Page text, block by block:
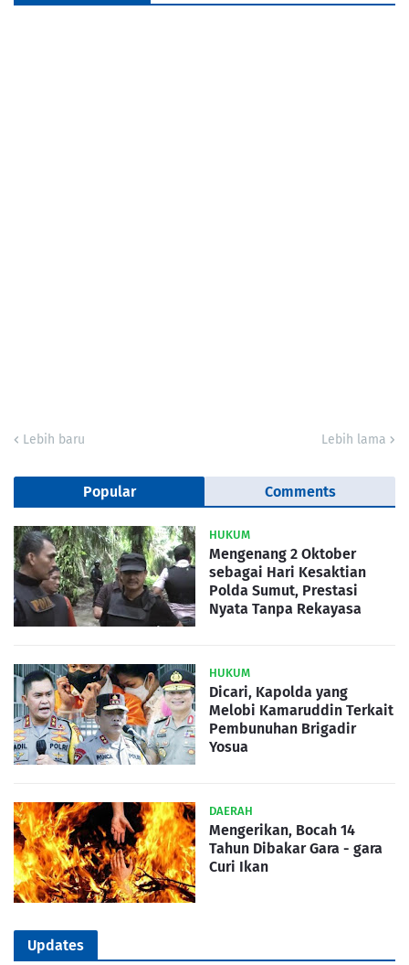
Lebih baru Lebih lama
Popular Comments
HUKUM
Mengenang 2 Oktober
sebagai Hari Kesaktian
Polda Sumut, Prestasi
Nyata Tanpa Rekayasa
HUKUM
Dicari, Kapolda yang
Melobi Kamaruddin Terkait
Pembunuhan Brigadir
Yosua
DAERAH
Mengerikan, Bocah 14
Tahun Dibakar Gara - gara
Curi Ikan
Updates